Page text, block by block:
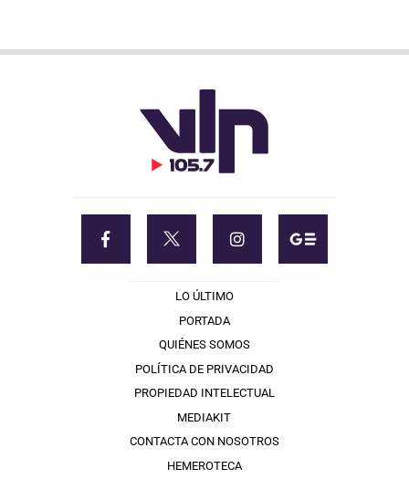
LO ÚLTIMO
PORTADA
QUIÉNES SOMOS
POLÍTICA DE PRIVACIDAD
PROPIEDAD INTELECTUAL
MEDIAKIT
CONTACTA CON NOSOTROS
HEMEROTECA